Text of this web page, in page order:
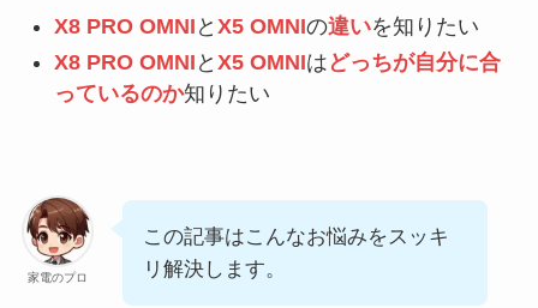
X8 PRO OMNI と X5 OMNIの違いを知りたい
X8 PRO OMNI と X5 OMNIは どっちが自分に合
っているのか知りたい
家電のプロ
この記事はこんなお悩みをスッキ
リ解決します。